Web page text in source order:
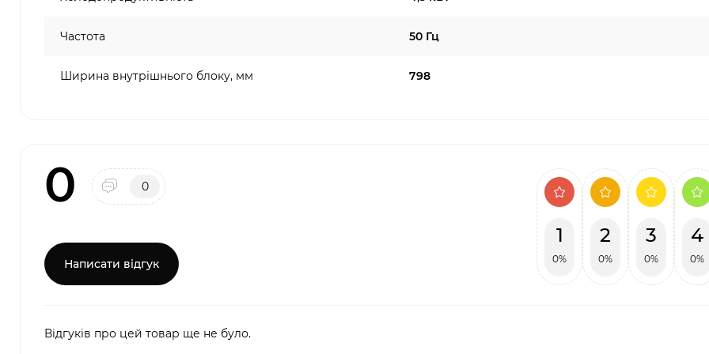
Частота 50 Гц
Ширина внутрішнього блоку, мм 798
0 0
Написати відгук
1
0%
2
0%
3
0%
4
0%
Відгуків про цей товар ще не було.